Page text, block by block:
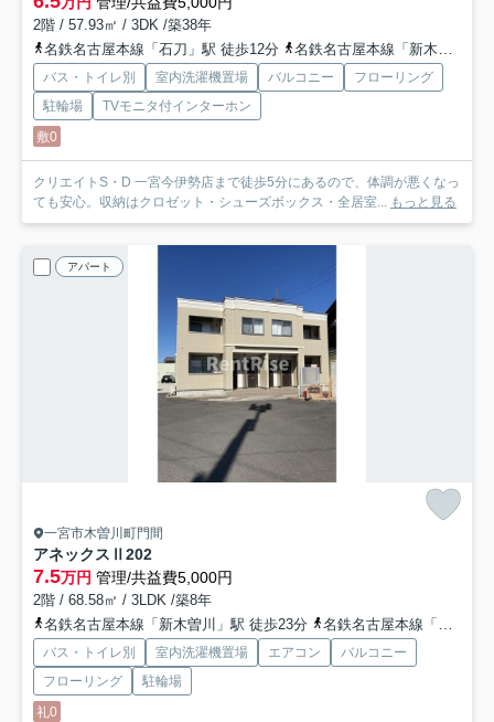
2階 / 57.93㎡ / 3DK /築38年
名鉄名古屋本線「石刀」駅 徒歩12分
名鉄名古屋本線「新木曽川」駅 徒歩22分
バス・トイレ別 室内洗濯機置場 バルコニー
フローリング
駐輪場
TVモニタ付インターホン
敷0
クリエイトS・D 一宮今伊勢店まで徒歩5分にあるので、体調が悪くなっ
ても安心。収納はクロゼット・シューズボックス・全居室... もっと見る
アパート
一宮市木曽川町門間
アネックスⅡ 202
7.5万円 管理/共益費5,000円
2階 / 68.58㎡ / 3LDK /築8年
名鉄名古屋本線「新木曽川」駅 徒歩23分
名鉄名古屋本線「石刀」駅 徒歩25分
バス・トイレ別 室内洗濯機置場 エアコン
バルコニー
フローリング
駐輪場
礼0